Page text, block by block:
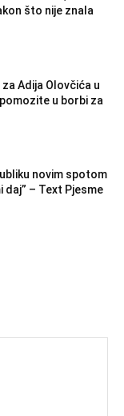
što nije znala
Adija Olovčića u
u borbi za
novim spotom
daj” – Text Pjesme